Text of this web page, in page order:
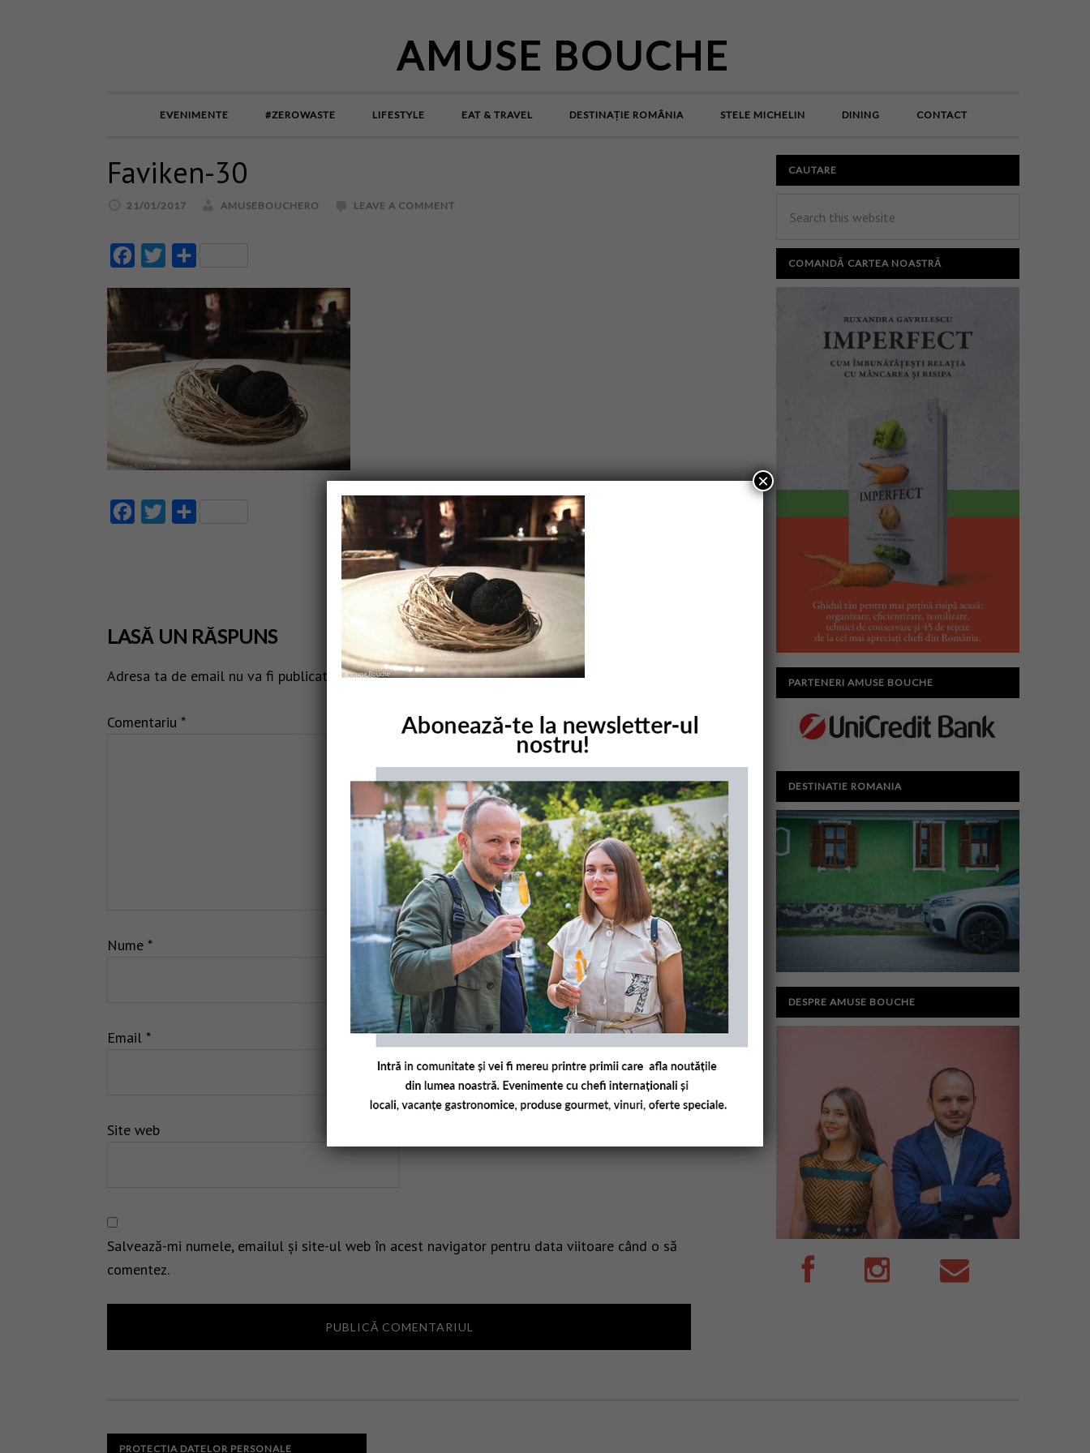
AMUSE BOUCHE
EVENIMENTE #ZEROWASTE LIFESTYLE EAT & TRAVEL DESTINAȚIE ROMÂNIA STELE MICHELIN DINING CONTACT
Faviken-30
21/01/2017 AMUSEBOUCHERO LEAVE A COMMENT
FacebookTwitter
FacebookTwitter
LASĂ UN RĂSPUNS
Adresa ta de email nu va fi publicată. Câmpurile obligatorii sunt marcate cu*
Comentariu *
Nume *
Email *
Site web
Salvează-mi numele, emailul și site-ul web în acest navigator pentru data viitoare când o să
comentez.
CAUTARE
COMANDĂ CARTEA NOASTRĂ
PARTENERI AMUSE BOUCHE
DESTINATIE ROMANIA
DESPRE AMUSE BOUCHE
PROTECTIA DATELOR PERSONALE
×